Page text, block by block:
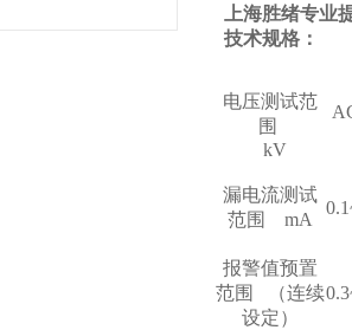
上海胜绪专业
技术规格：
电压测试范
围
kV
漏电流测试
范围
mA
报警值预置
范围
（连续
设定）